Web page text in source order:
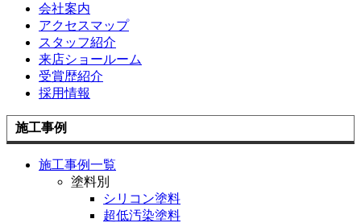
会社案内
アクセスマップ
スタッフ紹介
来店ショールーム
受賞歴紹介
採用情報
施工事例
施工事例一覧
塗料別
シリコン塗料
超低汚染塗料